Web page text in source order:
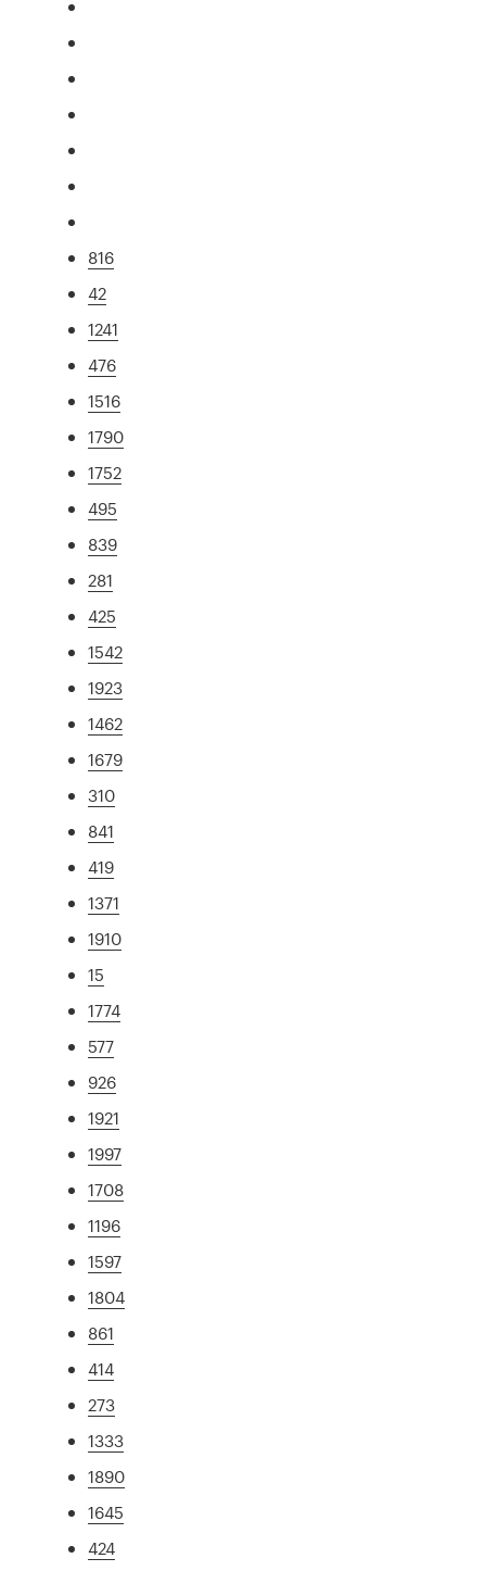
816
42
1241
476
1516
1790
1752
495
839
281
425
1542
1923
1462
1679
310
841
419
1371
1910
15
1774
577
926
1921
1997
1708
1196
1597
1804
861
414
273
1333
1890
1645
424